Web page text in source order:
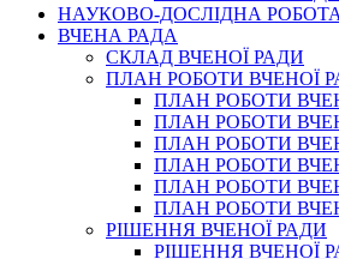
НАУКОВО-ДОСЛІДНА
ВЧЕНА РАДА
СКЛАД ВЧЕНОЇ РАДИ
ПЛАН РОБОТИ ВЧЕНОЇ
ПЛАН РОБОТИ
ПЛАН РОБОТИ
ПЛАН РОБОТИ
ПЛАН РОБОТИ
ПЛАН РОБОТИ
ПЛАН РОБОТИ
РІШЕННЯ ВЧЕНОЇ РАДИ
РІШЕННЯ ВЧЕНОЇ